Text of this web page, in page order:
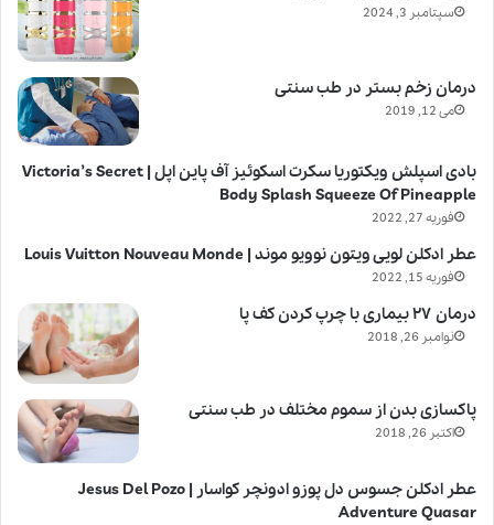
سپتامبر 3, 2024
درمان زخم بستر در طب سنتی
می 12, 2019
بادی اسپلش ویکتوریا سکرت اسکوئیز آف پاین اپل | Victoria’s Secret
Body Splash Squeeze Of Pineapple
فوریه 27, 2022
عطر ادکلن لویی ویتون نوویو موند | Louis Vuitton Nouveau Monde
فوریه 15, 2022
درمان ۲۷ بیماری با چرپ کردن کف پا
نوامبر 26, 2018
پاکسازی بدن از سموم مختلف در طب سنتی
اکتبر 26, 2018
عطر ادکلن جسوس دل پوزو ادونچر کواسار | Jesus Del Pozo
Adventure Quasar